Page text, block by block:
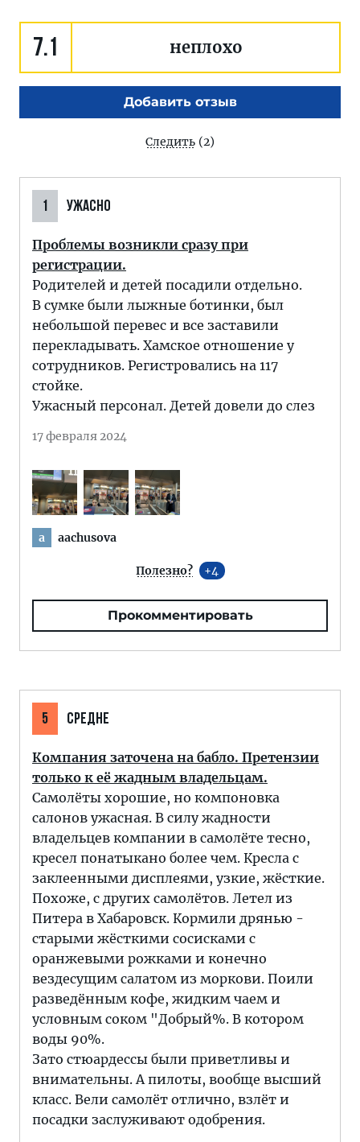
7.1 неплохо
Добавить отзыв
Следить (2)
1 УЖАСНО
Проблемы возникли сразу при
регистрации.
Родителей и детей посадили отдельно.
В сумке были лыжные ботинки, был
небольшой перевес и все заставили
перекладывать. Хамское отношение у
сотрудников. Регистровались на 117
стойке.
Ужасный персонал. Детей довели до слез
17 февраля 2024
a aachusova
Полезно? 4
Прокомментировать
5 СРЕДНЕ
Компания заточена на бабло. Претензии
только к её жадным владельцам.
Самолёты хорошие, но компоновка
салонов ужасная. В силу жадности
владельцев компании в самолёте тесно,
кресел понатыкано более чем. Кресла с
заклеенными дисплеями, узкие, жёсткие.
Похоже, с других самолётов. Летел из
Питера в Хабаровск. Кормили дрянью -
старыми жёсткими сосисками с
оранжевыми рожками и конечно
вездесущим салатом из моркови. Поили
разведённым кофе, жидким чаем и
условным соком "Добрый%. В котором
воды 90%.
Зато стюардессы были приветливы и
внимательны. А пилоты, вообще высший
класс. Вели самолёт отлично, взлёт и
посадки заслуживают одобрения.